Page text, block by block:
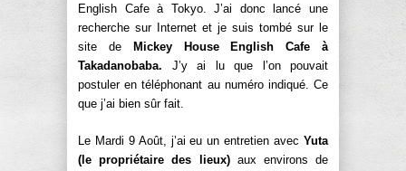
English Cafe à Tokyo. J’ai donc lancé une
recherche sur Internet et je suis tombé sur le
site de
Mickey House English Cafe à
Takadanobaba. J’y ai lu que l’on pouvait
postuler en téléphonant au numéro indiqué. Ce
que j’ai bien sûr fait.
Le Mardi 9 Août, j’ai eu un entretien avec Yuta
(le propriétaire des lieux)aux environs de